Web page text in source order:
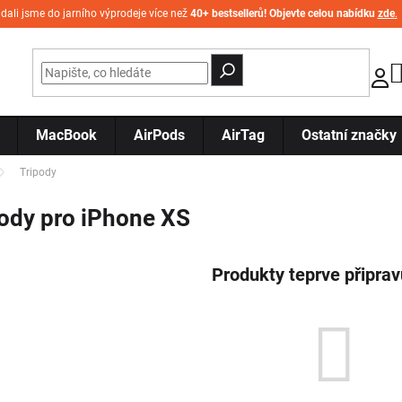
jsme do jarního výprodeje více než 40+ bestsellerů! Objevte celou nabídku zde.
MacBook AirPods AirTag Ostatní značky
Tripody
pro iPhone XS
Produkty teprve